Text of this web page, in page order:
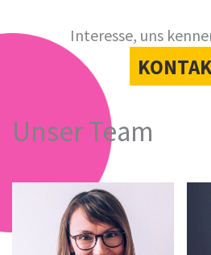
Interesse, uns
Unser Team